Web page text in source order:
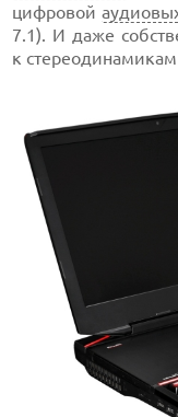
цифровой
7.1). И даже
к стереодинамикам